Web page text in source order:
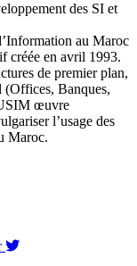
des SI et
au Maroc
créée en avril 1993.
de premier plan,
(Offices, Banques,
œuvre
l’usage des
Maroc.